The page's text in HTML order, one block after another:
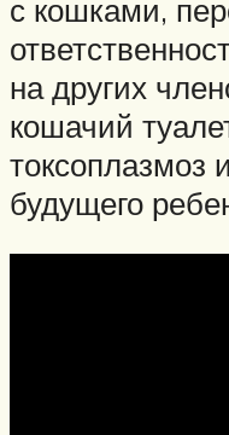
с кошками,
на других
кошачий
токсоплазмоз
будущего